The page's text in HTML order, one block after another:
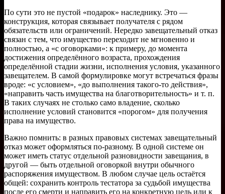
По сути это не пустой «подарок» наследнику. Это —
конструкция, которая связывает получателя с рядом
обязательств или ограничений. Нередко завещательный отказ
связан с тем, что имущество переходит не мгновенно и
полностью, а «с оговорками»: к примеру, до момента
достижения определённого возраста, прохождения
определённой стадии жизни, исполнения условия, указанного
завещателем. В самой формулировке могут встречаться фразы
вроде: «с условием», «до выполнения такого-то действия»,
«направить часть имущества на благотворительность» и т. п.
В таких случаях не столько само владение, сколько
исполнение условий становится «порогом» для получения
права на имущество.
Важно помнить: в разных правовых системах завещательный
отказ может оформляться по-разному. В одной системе он
может иметь статус отдельной разновидности завещания, в
другой — быть отдельной оговоркой внутри обычного
распоряжения имуществом. В любом случае цель остаётся
общей: сохранить контроль тестатора за судьбой имущества
после его смерти и направить его на конкретную цель или к